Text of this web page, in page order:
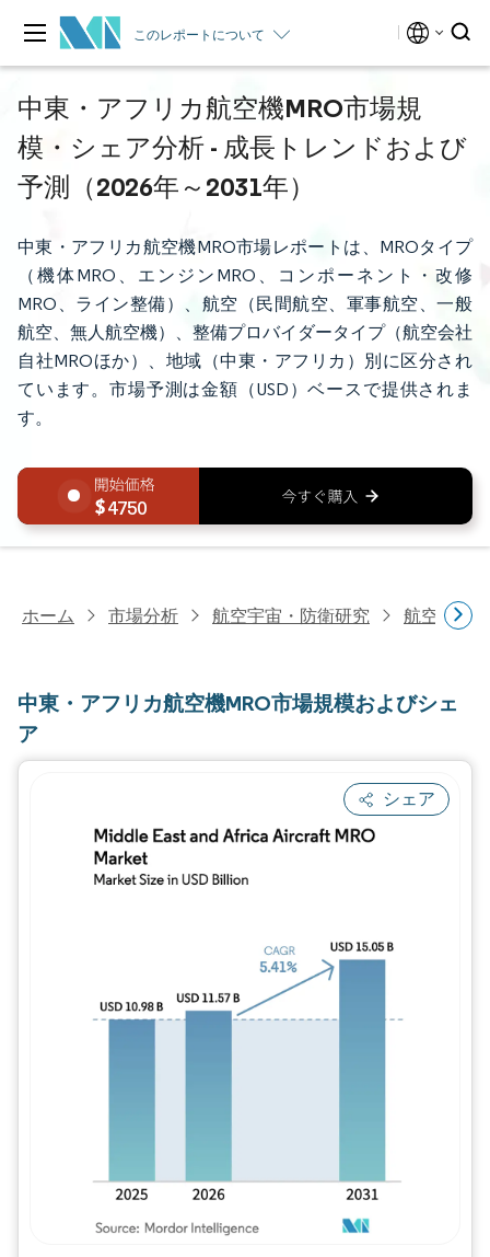
このレポートについて
中東・アフリカ航空機MRO市場規
模・シェア分析 - 成長トレンドおよび
予測（2026年～2031年）
中東・アフリカ航空機MRO市場レポートは、MROタイプ
（機体MRO、エンジンMRO、コンポーネント・改修
MRO、ライン整備）、航空（民間航空、軍事航空、一般
航空、無人航空機）、整備プロバイダータイプ（航空会社
自社MROほか）、地域（中東・アフリカ）別に区分され
ています。市場予測は金額（USD）ベースで提供されま
す。
4750
ホーム 市場分析 航空宇宙・防衛研究 航空MRO
中東・アフリカ航空機MRO市場規模およびシェ
ア
シェア